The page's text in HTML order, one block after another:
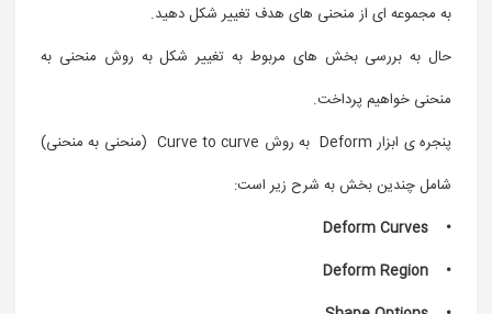
به مجموعه ای از منحنی های هدف تغییر شکل دهید.
حال به بررسی بخش های مربوط به تغییر شکل به روش منحنی به
منحنی خواهیم پرداخت.
پنجره ی ابزار Deform به روش Curve to curve (منحنی به منحنی)
شامل چندین بخش به شرح زیر است:
•
Deform Curves
• Deform Region